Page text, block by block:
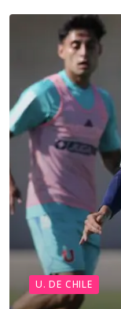
U. DE CHILE